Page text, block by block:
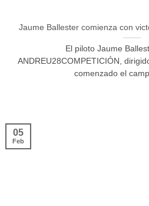
Jaume Ballester comienza con
El piloto Jaume
ANDREU28COMPETICIÓN,
comenzado el
05
Feb